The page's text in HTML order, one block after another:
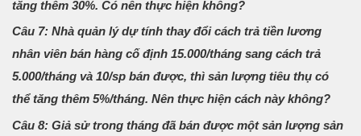
tăng thêm 30%. Có nên thực hiện không?
Câu 7: Nhà quản lý dự tính thay đổi cách trả tiền lương
nhân viên bán hàng cố định 15.000/tháng sang cách trả
5.000/tháng và 10/sp bán được, thì sản lượng tiêu thụ có
thể tăng thêm 5%/tháng. Nên thực hiện cách này không?
Câu 8: Giả sử trong tháng đã bán được một sản lượng sản